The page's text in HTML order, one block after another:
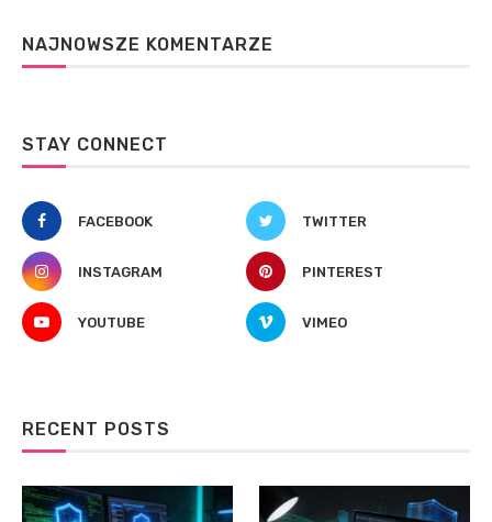
NAJNOWSZE KOMENTARZE
STAY CONNECT
FACEBOOK TWITTER
INSTAGRAM PINTEREST
YOUTUBE VIMEO
RECENT POSTS